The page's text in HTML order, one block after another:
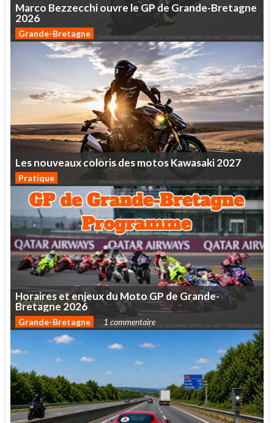
Marco Bezzecchiouvre leGPde Grande-Bretagne
2026
Grande-Bretagne
LesnouveauxcolorisdesmotosKawasaki2027
Pratique
HorairesetenjeuxduMotoGPdeGrande-
Bretagne 2026
Grande-Bretagne 1 commentaire